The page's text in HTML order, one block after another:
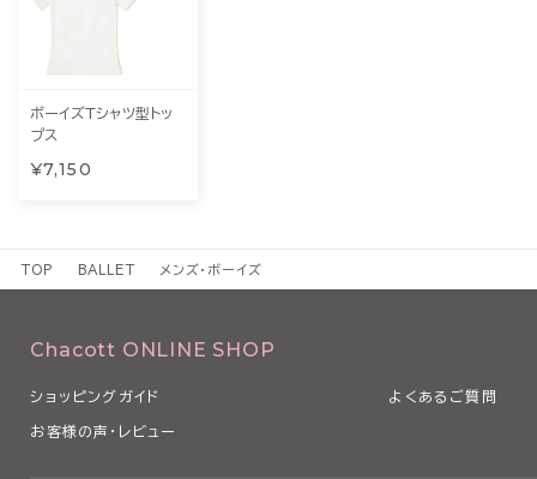
ボーイズTシャツ型トッ
プス
¥7,150
TOP BALLET メンズ・ボーイズ
Chacott ONLINE SHOP
ショッピングガイド よくあるご質問
お客様の声・レビュー